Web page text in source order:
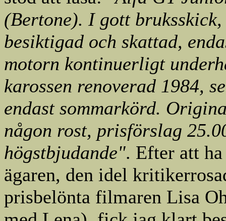
(Bertone). I gott
besiktigad och skattad,
motorn kontinuerligt
karossen renoverad 1984,
endast sommarkörd.
någon rost, prisförslag
högstbjudande". Efter att
ägaren, den idel
prisbelönta filmaren Lisa